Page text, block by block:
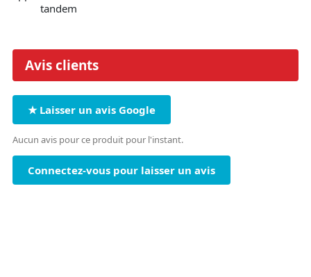
tandem
Avis clients
★ Laisser un avis Google
Aucun avis pour ce produit pour l'instant.
Connectez-vous pour laisser un avis